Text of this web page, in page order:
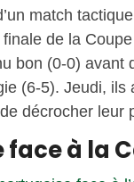
match
de la
bon (0-0) avant
(6-5). Jeudi,
décrocher
face à la